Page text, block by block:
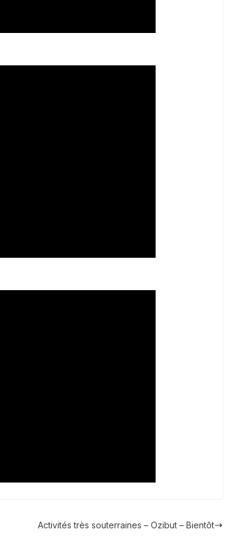
Activités très souterraines – Ozibut – Bientôt